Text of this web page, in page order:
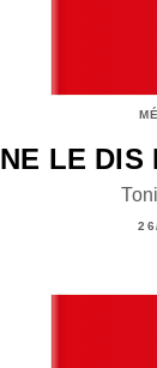
NE LE DIS